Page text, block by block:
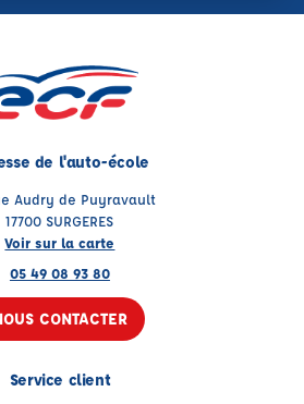
de l'auto-école
Audry de Puyravault
17700 SURGERES
Voir sur la carte
05 49 08 93 80
CONTACTER
Service client